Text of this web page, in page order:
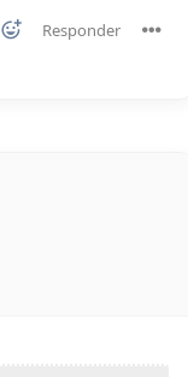
Responder